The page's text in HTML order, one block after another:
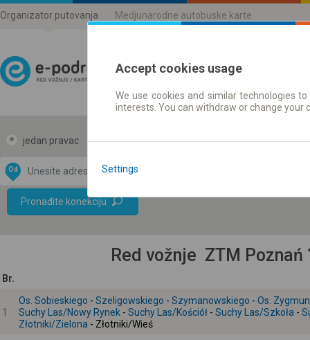
Organizator putovanja Medjunarodne autobuske karte
Red vožnje | Karte
jedan pravac povratak
Od
Pronađite konekciju
Data CC-BY-SA
OpenStreetMap
GeoLite data by
Red vožnje ZTM
Br.
1
Os. Sobieskiego - Szeligowskiego - Szymanowskiego - Os.
Suchy Las/Nowy Rynek - Suchy Las/Kościół - Suchy Las/Szkoła -
Złotniki/Zielona - Złotniki/Wieś
Accept cookies usage
We use cookies and similar technologies
interests. You can withdraw or change
Settings